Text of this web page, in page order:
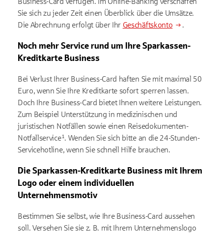
Sie sich zu jeder Zeit einen Überblick über die Umsätze.
Die Abrechnung erfolgt über Ihr Geschäftskonto .
Noch mehr Service rund um Ihre Sparkassen-
Kreditkarte Business
Bei Verlust Ihrer Business-Card haften Sie mit maximal 50
Euro, wenn Sie Ihre Kreditkarte sofort sperren lassen.
Doch Ihre Business-Card bietet Ihnen weitere Leistungen.
Zum Beispiel Unterstützung in medizinischen und
juristischen Notfällen sowie einen Reisedokumenten-
Notfallservice¹. Wenden Sie sich bitte an die 24-Stunden-
Servicehotline, wenn Sie schnell Hilfe brauchen.
Die Sparkassen-Kreditkarte Business mit Ihrem
Logo oder einem individuellen
Unternehmensmotiv
Bestimmen Sie selbst, wie Ihre Business-Card aussehen
soll. Versehen Sie sie z. B. mit Ihrem Unternehmenslogo